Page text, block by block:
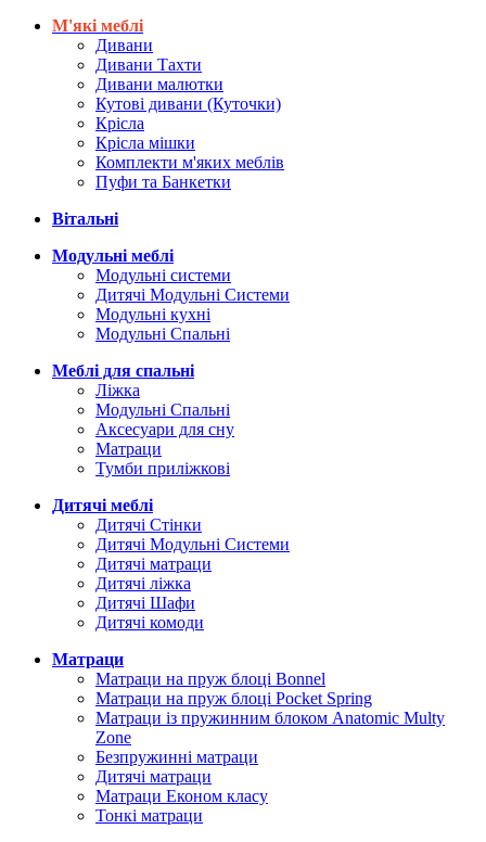
М'які меблі
Дивани
Дивани Тахти
Дивани малютки
Кутові дивани (Куточки)
Крісла
Крісла мішки
Комплекти м'яких меблів
Пуфи та Банкетки
Вітальні
Модульні меблі
Модульні системи
Дитячі Модульні Системи
Модульні кухні
Модульні Спальні
Меблі для спальні
Ліжка
Модульні Спальні
Аксесуари для сну
Матраци
Тумби приліжкові
Дитячі меблі
Дитячі Стінки
Дитячі Модульні Системи
Дитячі матраци
Дитячі ліжка
Дитячі Шафи
Дитячі комоди
Матраци
Матраци на пруж блоці Bonnel
Матраци на пруж блоці Pocket Spring
Матраци із пружинним блоком Anatomic Multy
Zone
Безпружинні матраци
Дитячі матраци
Матраци Економ класу
Тонкі матраци